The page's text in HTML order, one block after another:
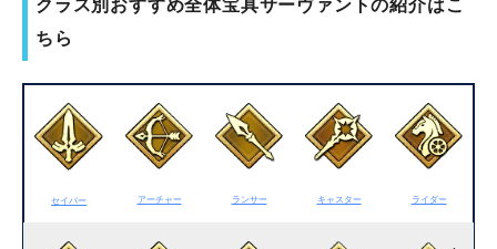
クラス別おすすめ全体宝具サーヴァントの紹介はこ
ちら
セイバー アーチャー ランサー キャスター ライダー